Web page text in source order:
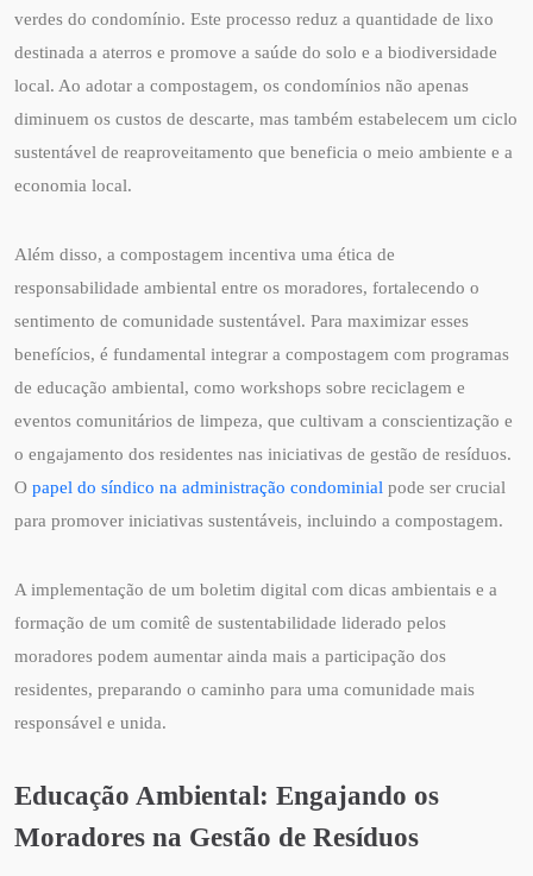
verdes do condomínio. Este processo reduz a quantidade de lixo
destinada a aterros e promove a saúde do solo e a biodiversidade
local. Ao adotar a compostagem, os condomínios não apenas
diminuem os custos de descarte, mas também estabelecem um ciclo
sustentável de reaproveitamento que beneficia o meio ambiente e a
economia local.
Além disso, a compostagem incentiva uma ética de
responsabilidade ambiental entre os moradores, fortalecendo o
sentimento de comunidade sustentável. Para maximizar esses
benefícios, é fundamental integrar a compostagem com programas
de educação ambiental, como workshops sobre reciclagem e
eventos comunitários de limpeza, que cultivam a conscientização e
o engajamento dos residentes nas iniciativas de gestão de resíduos.
O papel do síndico na administração condominial pode ser crucial
para promover iniciativas sustentáveis, incluindo a compostagem.
A implementação de um boletim digital com dicas ambientais e a
formação de um comitê de sustentabilidade liderado pelos
moradores podem aumentar ainda mais a participação dos
residentes, preparando o caminho para uma comunidade mais
responsável e unida.
Educação Ambiental: Engajando os
Moradores na Gestão de Resíduos